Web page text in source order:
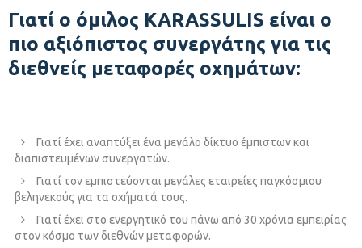
Γιατί ο όμιλος KARASSULIS είναι ο
πιο αξιόπιστος συνεργάτης για τις
διεθνείς μεταφορές οχημάτων:
Γιατί έχει αναπτύξει ένα μεγάλο δίκτυο έμπιστων και
διαπιστευμένων συνεργατών.
Γιατί τον εμπιστεύονται μεγάλες εταιρείες παγκόσμιου
βεληνεκούς για τα οχήματά τους.
Γιατί έχει στο ενεργητικό του πάνω από 30 χρόνια εμπειρίας
στον κόσμο των διεθνών μεταφορών.